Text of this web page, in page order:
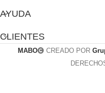
AYUDA
CLIENTES
MABO CREADO POR